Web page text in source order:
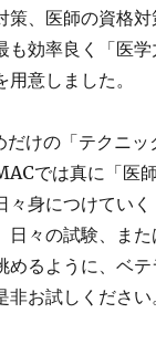
策、医師の資格
も効率良く「医
意しました。
だけの「テクニッ
では真に「医
々身につけてい
日々の試験、ま
めるように、ベ
お試しください